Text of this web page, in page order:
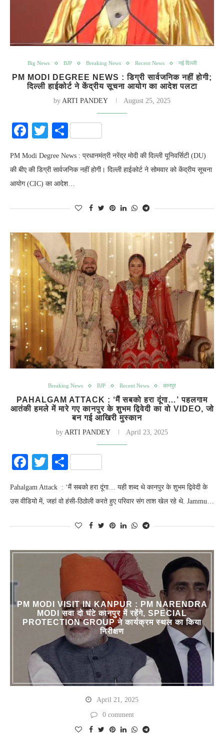
Big News BJP Breaking News Recent News नई दिल्ली
PM MODI DEGREE NEWS : डिग्री सार्वजनिक नहीं होगी;
दिल्ली हाईकोर्ट ने केंद्रीय सूचना आयोग का आदेश पलटा
by ARTI PANDEY August 25, 2025
Facebook
Twitter
Share
PM Modi Degree News : प्रधानमंत्री नरेंद्र मोदी की दिल्ली यूनिवर्सिटी (DU)
की बीए की डिग्री सार्वजनिक नहीं होगी। दिल्ली हाईकोर्ट ने सोमवार को केंद्रीय सूचना
आयोग (CIC) का आदेश…
Breaking News BJP Recent News कानपुर
PAHALGAM ATTACK : ‘मैं सबको हरा दूंगा…’ पहलगाम
आतंकी हमले में मारे गए कानपुर के शुभम द्विवेदी का वो VIDEO, जो
बन गई आखिरी मुस्कान
by ARTI PANDEY April 23, 2025
Facebook
Twitter
Share
Pahalgam Attack : ‘मैं सबको हरा दूंगा… यही शब्द थे कानपुर के शुभम द्विवेदी के
उस वीडियो में, जहां वो हंसी-ठिठोली करते हुए परिवार संग ताश खेल रहे थे. Jammu…
PM MODI VISIT IN KANPUR : PM NARENDRA
MODI सवा दो घंटे कानपुर में रहेंगे, SPECIAL
PROTECTION GROUP ने कार्यक्रम स्थल का किया
निरीक्षण
April 21, 2025
0 comment